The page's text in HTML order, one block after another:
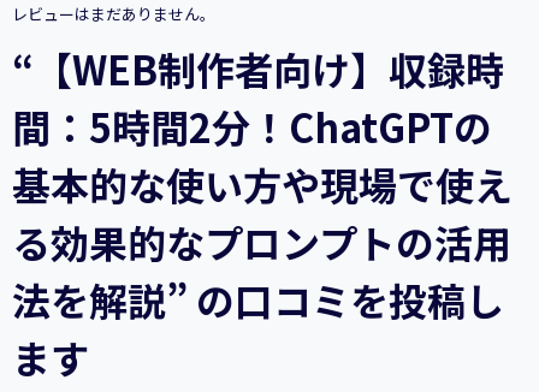
分！
ChatGPT
の
本
使
い
方
や
場
で
使
え
レビューはまだありません。
“【WEB制作者向け】収録時
間：5時間2分！ChatGPTの
基本的な使い方や現場で使え
る効果的なプロンプトの活用
法を解説” の口コミを投稿し
ます